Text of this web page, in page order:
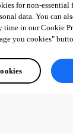
for non-essential
data. You can
time in our Cookie
you cookies"